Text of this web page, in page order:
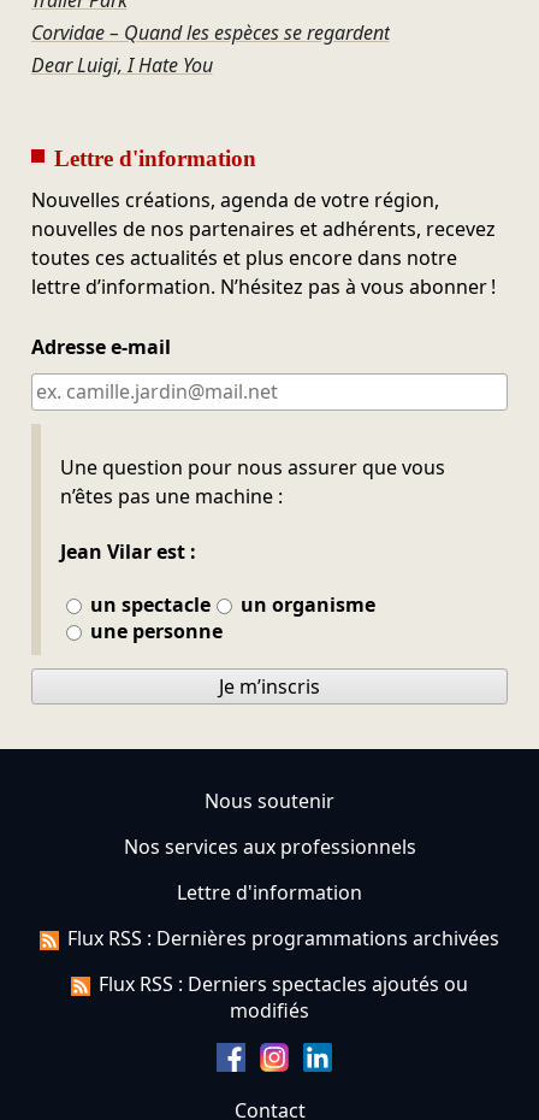
Corvidae – Quand les espèces se regardent
Dear Luigi, I Hate You
Lettre d'information
Nouvelles créations, agenda de votre région,
nouvelles de nos partenaires et adhérents, recevez
toutes ces actualités et plus encore dans notre
lettre d’information. N’hésitez pas à vous abonner !
Adresse e-mail
Une question pour nous assurer que vous
n’êtes pas une machine :
Jean Vilar est :
un spectacle
un organisme
une personne
Ne pas remplir
Je m’inscris
Nous soutenir
Nos services aux professionnels
Lettre d'information
Flux RSS : Dernières programmations archivées
Flux RSS : Derniers spectacles ajoutés ou
modifiés
Contact